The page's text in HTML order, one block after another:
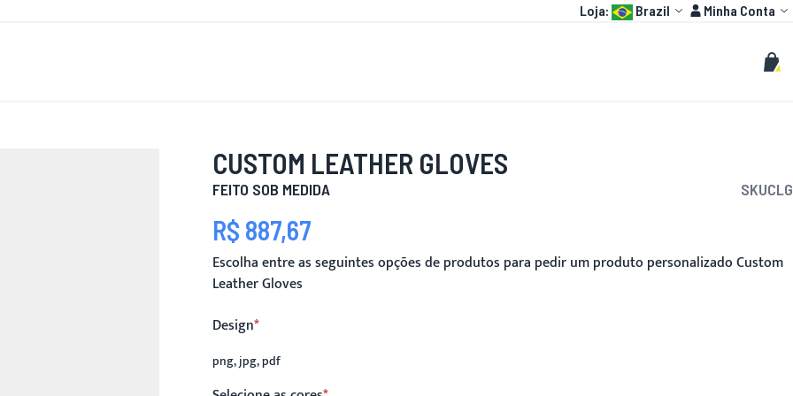
Language:
Loja: Brazil ContaMinha Conta
Buscar
CUSTOM LEATHER GLOVES
FEITO SOB MEDIDA SKUCLG
R$ 887,67
Escolha entre as seguintes opções de produtos para pedir um produto personalizado Custom
Leather Gloves
Design
png, jpg, pdf